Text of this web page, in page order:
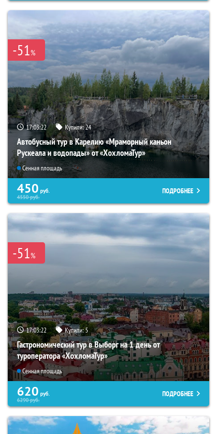
-51%
17:03:21 Купили:24
Автобусный тур в Карелию «Мраморный каньон
Рускеала и водопады» от «ХохломаТур»
Сенная площадь
450 руб.
4550руб.
ПОДРОБНЕЕ
-51%
17:03:21 Купили:5
Гастрономический тур в Выборг на 1 день от
туроператора «ХохломаТур»
Сенная площадь
620 руб.
6290руб.
ПОДРОБНЕЕ